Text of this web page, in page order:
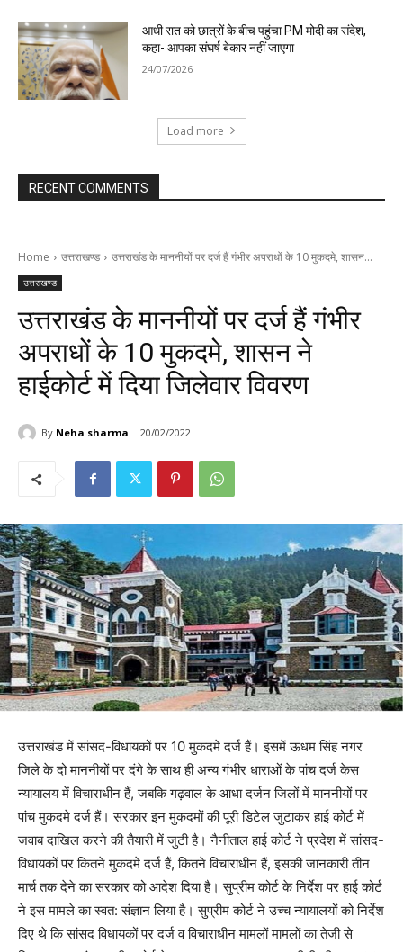
आधी रात को छात्रों के बीच पहुंचा PM मोदी का संदेश,
कहा- आपका संघर्ष बेकार नहीं जाएगा
24/07/2026
Load more
RECENT COMMENTS